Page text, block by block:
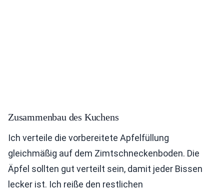
Zusammenbau des Kuchens
Ich verteile die vorbereitete Apfelfüllung
gleichmäßig auf dem Zimtschneckenboden. Die
Äpfel sollten gut verteilt sein, damit jeder Bissen
lecker ist. Ich reiße den restlichen